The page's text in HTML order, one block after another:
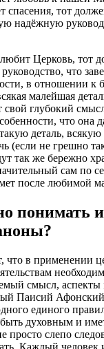
спасения, тот
надёжную
Церковь, тот
что
в отношении к
малейшая
свой глубокий
что она
деталь, всякую
(если не грешно
так же бережно
сам по
после любимой
понимать
?
что в применении
смысл, аспекты
Паисий Афонский
единого
духовным и
просто слепо
Каждый человек